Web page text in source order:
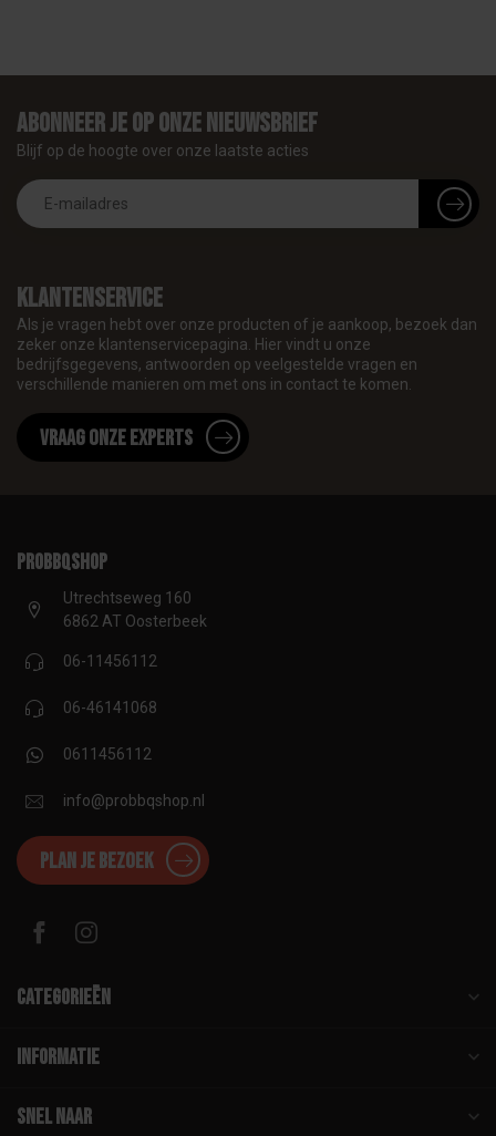
Klantenservice
Als je vragen hebt over onze producten of je aankoop, bezoek dan
zeker onze klantenservicepagina. Hier vindt u onze
bedrijfsgegevens, antwoorden op veelgestelde vragen en
verschillende manieren om met ons in contact te komen.
Vraag onze experts
Abonneer je op onze nieuwsbrief
Blijf op de hoogte over onze laatste acties
proBBQshop
Utrechtseweg 160
6862 AT Oosterbeek
06-11456112
06-46141068
0611456112
info@probbqshop.nl
Plan je bezoek
Categorieën
Informatie
Snel naar